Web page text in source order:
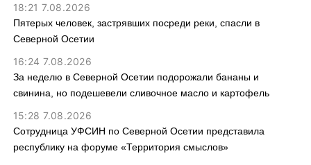
18:21 7.08.2026
Пятерых человек, застрявших посреди реки, спасли в
Северной Осетии
16:24 7.08.2026
За неделю в Северной Осетии подорожали бананы и
свинина, но подешевели сливочное масло и картофель
15:28 7.08.2026
Сотрудница УФСИН по Северной Осетии представила
республику на форуме «Территория смыслов»